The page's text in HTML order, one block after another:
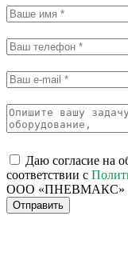
Даю согласие на
соответствии с
ООО «ПНЕВМАКС»
Отправить